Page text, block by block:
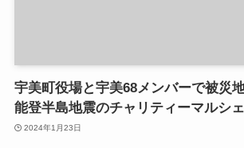
宇美町役場と宇美68メンバーで被災
能登半島地震のチャリティーマルシ
2024年1月23日